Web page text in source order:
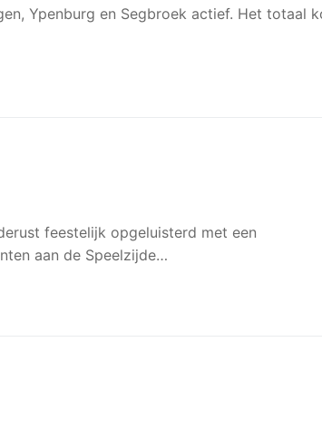
Ypenburg en Segbroek actief. Het totaal
feestelijk opgeluisterd met een
aan de Speelzijde…